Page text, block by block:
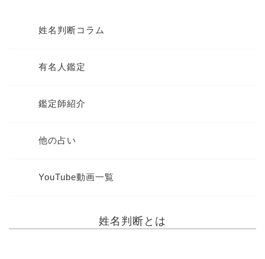
姓名判断コラム
有名人鑑定
鑑定師紹介
他の占い
YouTube動画一覧
姓名判断とは